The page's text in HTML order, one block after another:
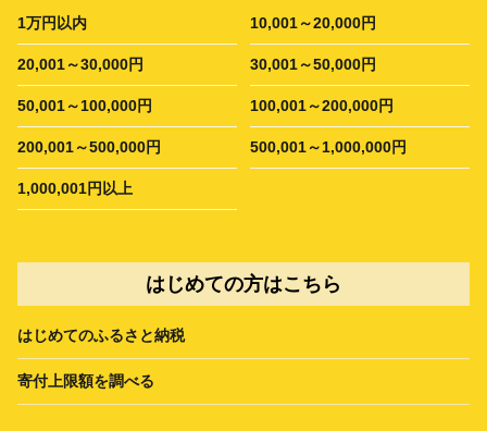
1万円以内 10,001～20,000円
20,001～30,000円 30,001～50,000円
50,001～100,000円 100,001～200,000円
200,001～500,000円 500,001～1,000,000円
1,000,001円以上
はじめての方はこちら
はじめてのふるさと納税
寄付上限額を調べる